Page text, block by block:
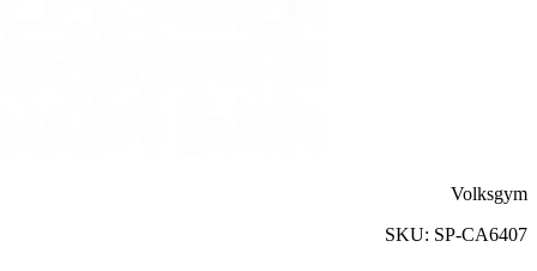
Volksgym
SKU: SP-CA6407